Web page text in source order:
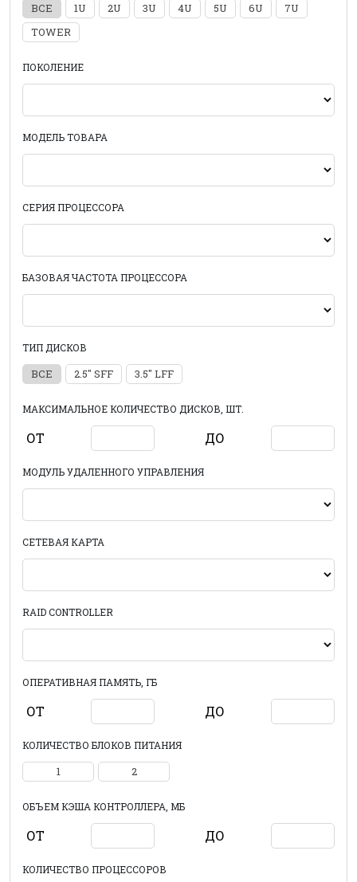
ВСЕ 1U 2U 3U 4U 5U 6U
7U
TOWER
ПОКОЛЕНИЕ
МОДЕЛЬ ТОВАРА
СЕРИЯ ПРОЦЕССОРА
БАЗОВАЯ ЧАСТОТА ПРОЦЕССОРА
ТИП ДИСКОВ
ВСЕ 2.5" SFF 3.5" LFF
МАКСИМАЛЬНОЕ КОЛИЧЕСТВО ДИСКОВ, ШТ.
ОТ ДО
МОДУЛЬ УДАЛЕННОГО УПРАВЛЕНИЯ
СЕТЕВАЯ КАРТА
RAID CONTROLLER
ОПЕРАТИВНАЯ ПАМЯТЬ, ГБ
ОТ ДО
КОЛИЧЕСТВО БЛОКОВ ПИТАНИЯ
1 2
ОБЪЕМ КЭША КОНТРОЛЛЕРА, МБ
ОТ ДО
КОЛИЧЕСТВО ПРОЦЕССОРОВ